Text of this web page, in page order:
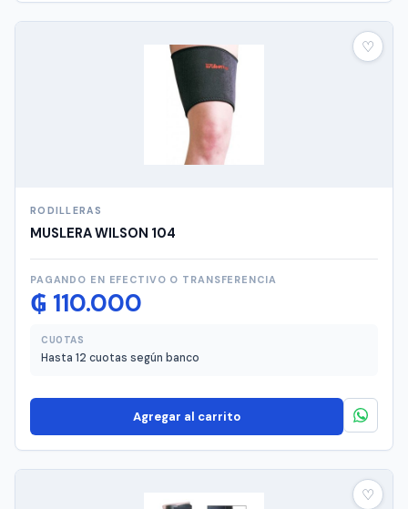
♡
RODILLERAS
MUSLERA WILSON 104
PAGANDO EN EFECTIVO O TRANSFERENCIA
₲ 110.000
CUOTAS
Hasta 12 cuotas según banco
Agregar al carrito
♡